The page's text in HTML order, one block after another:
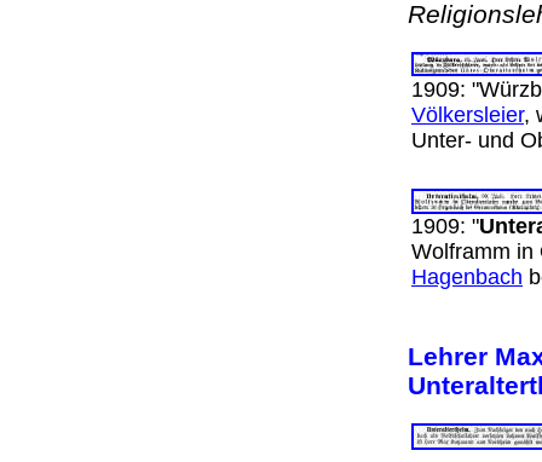
1909:
Völkersleier,
Unter- und
1909: "
Wolframm in
Hagenbach
Lehrer